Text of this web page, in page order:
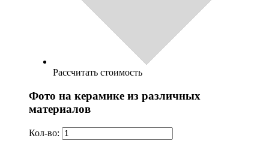
Рассчитать стоимость
Фото на керамике из различных
материалов
Кол-во: